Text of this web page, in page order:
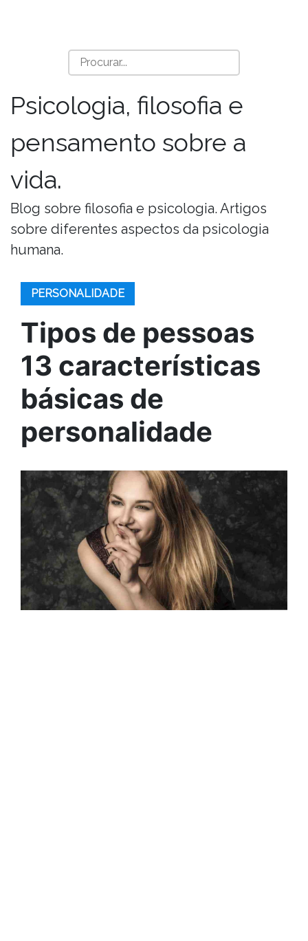
Psicologia, filosofia e
pensamento sobre a
vida.
Blog sobre filosofia e psicologia. Artigos
sobre diferentes aspectos da psicologia
humana.
PERSONALIDADE
Tipos de pessoas
13 características
básicas de
personalidade